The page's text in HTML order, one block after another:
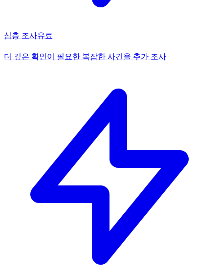
심층 조사유료
더 깊은 확인이 필요한 복잡한 사건을 추가 조사